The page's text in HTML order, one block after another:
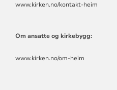
www.kirken.no/kontakt-heim
Om ansatte og kirkebygg:
www.kirken.no/om-heim